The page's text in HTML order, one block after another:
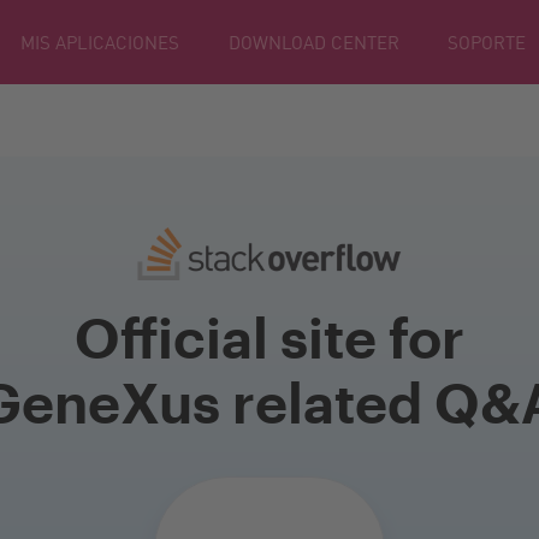
MIS APLICACIONES DOWNLOAD CENTER SOPORTE
Official site for
related